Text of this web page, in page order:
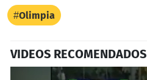
Olimpia
VIDEOS RECOMENDADOS